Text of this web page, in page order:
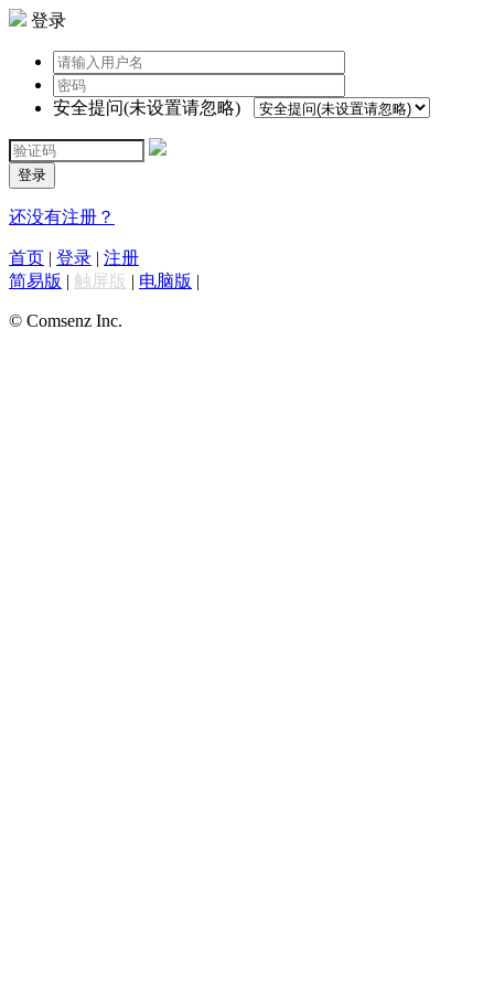
登录
安全提问(未设置请忽略)
登录
还没有注册？
首页 | 登录 | 注册
简易版 | 触屏版 | 电脑版 |
© Comsenz Inc.